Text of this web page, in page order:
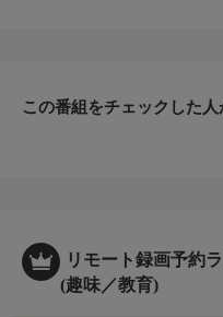
この番組をチェックした人
リモート録画予約
(趣味／教育)